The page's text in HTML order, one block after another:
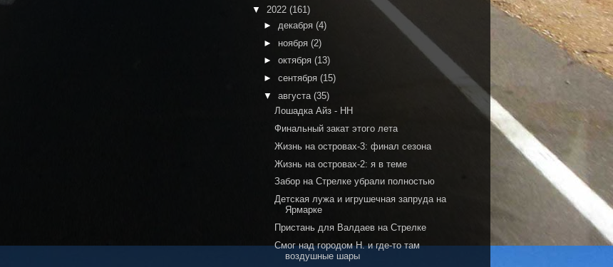
▼ 2022 (161)
► декабря (4)
► ноября (2)
► октября (13)
► сентября (15)
▼ августа (35)
Лошадка Айз - НН
Финальный закат этого лета
Жизнь на островах-3: финал сезона
Жизнь на островах-2: я в теме
Забор на Стрелке убрали полностью
Детская лужа и игрушечная запруда на
Ярмарке
Пристань для Валдаев на Стрелке
Смог над городом Н. и где-то там
воздушные шары